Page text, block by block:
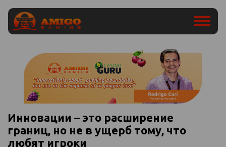
Инновации – это расширение
границ, но не в ущерб тому, что
любят игроки